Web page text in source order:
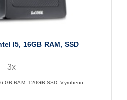
I5, 16GB RAM, SSD
3x
GB RAM, 120GB SSD, Vyrobeno